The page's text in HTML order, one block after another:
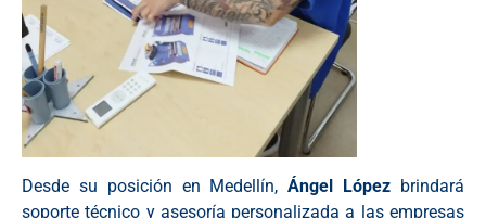
Desde su posición en Medellín,Ángel López brindará
soporte técnico y asesoría personalizada a las empresas